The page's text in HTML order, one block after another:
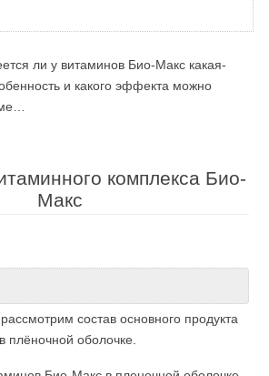
ли у витаминов Био-Макс какая-
и какого эффекта можно
комплекса Био-
Макс
состав основного продукта
оболочке.